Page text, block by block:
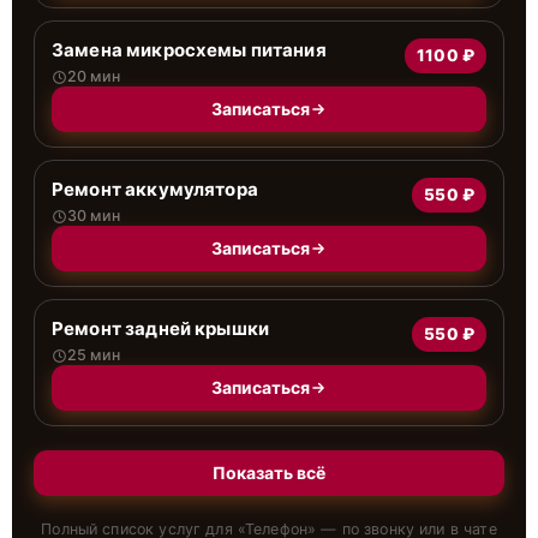
Замена микросхемы питания
20 мин
1100 ₽
Записаться
Ремонт аккумулятора
30 мин
550 ₽
Записаться
Ремонт задней крышки
25 мин
550 ₽
Записаться
Показать всё
Полный список услуг для «Телефон» — по звонку или в чате